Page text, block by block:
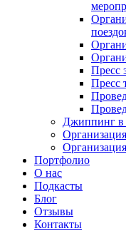
Пресс
Пресс
Джиппинг в
Портфолио
О нас
Подкасты
Блог
Отзывы
Контакты